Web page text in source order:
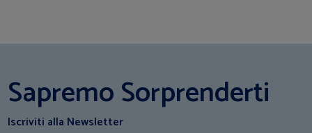
Sapremo Sorprenderti
Iscriviti alla Newsletter